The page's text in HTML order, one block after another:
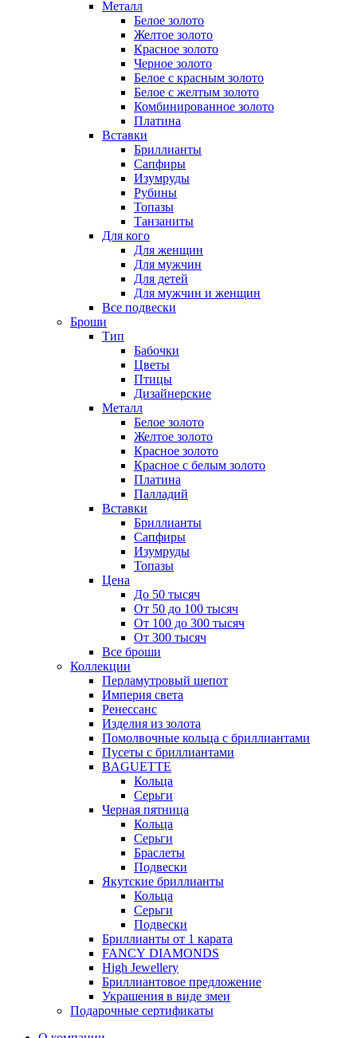
Металл
Белое золото
Желтое золото
Красное золото
Черное золото
Белое с красным золото
Белое с желтым золото
Комбинированное золото
Платина
Вставки
Бриллианты
Сапфиры
Изумруды
Рубины
Топазы
Танзаниты
Для кого
Для женщин
Для мужчин
Для детей
Для мужчин и женщин
Все подвески
Броши
Тип
Бабочки
Цветы
Птицы
Дизайнерские
Металл
Белое золото
Желтое золото
Красное золото
Красное с белым золото
Платина
Палладий
Вставки
Бриллианты
Сапфиры
Изумруды
Топазы
Цена
До 50 тысяч
От 50 до 100 тысяч
От 100 до 300 тысяч
От 300 тысяч
Все броши
Коллекции
Перламутровый шепот
Империя света
Ренессанс
Изделия из золота
Помолвочные кольца с бриллиантами
Пусеты с бриллиантами
BAGUETTE
Кольца
Серьги
Черная пятница
Кольца
Серьги
Браслеты
Подвески
Якутские бриллианты
Кольца
Серьги
Подвески
Бриллианты от 1 карата
FANCY DIAMONDS
High Jewellery
Бриллиантовое предложение
Украшения в виде змеи
Подарочные сертификаты